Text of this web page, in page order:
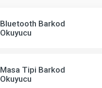
Bluetooth Barkod
Okuyucu
Masa Tipi Barkod
Okuyucu